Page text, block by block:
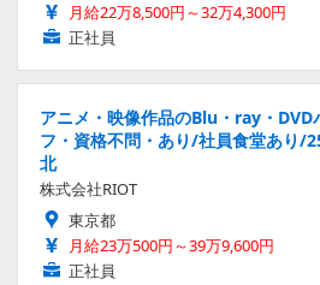
月給22万8,500円～32万4,300円
正社員
アニメ・映像作品のBlu・ray・DVD
フ・資格不問・あり/社員食堂あり/
北
株式会社RIOT
東京都
月給23万500円～39万9,600円
正社員